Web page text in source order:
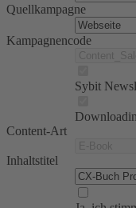
Quellkampagne
Kampagnencode
Sybit
Content-Art
Inhaltstitel